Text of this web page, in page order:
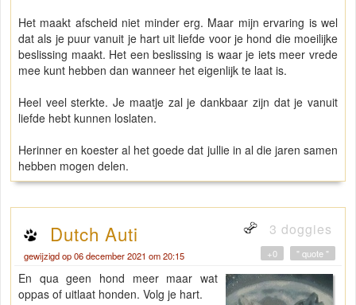
Het maakt afscheid niet minder erg. Maar mijn ervaring is wel
dat als je puur vanuit je hart uit liefde voor je hond die moeilijke
beslissing maakt. Het een beslissing is waar je iets meer vrede
mee kunt hebben dan wanneer het eigenlijk te laat is.
Heel veel sterkte. Je maatje zal je dankbaar zijn dat je vanuit
liefde hebt kunnen loslaten.
Herinner en koester al het goede dat jullie in al die jaren samen
hebben mogen delen.
Dutch Auti 3 doggies
gewijzigd op 06 december 2021 om 20:15 " quote "
+0
En qua geen hond meer maar wat
oppas of uitlaat honden. Volg je hart.